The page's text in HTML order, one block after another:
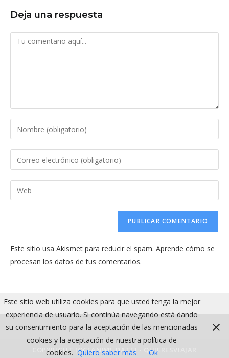
Deja una respuesta
Comentario
Introduce
tu
nombre
de
usuario
Introduce
tu
dirección
de
comentar
Introduce
la
web
(opcional)
Este sitio usa Akismet para reducir el spam. Aprende cómo se
procesan los datos de tus comentarios.
COPYRIGHT [OCEANWP_DATE] - QUIERESVIAJAR
Este sitio web utiliza cookies para que usted tenga la mejor
experiencia de usuario. Si continúa navegando está dando
su consentimiento para la aceptación de las mencionadas
cookies y la aceptación de nuestra política de
cookies. Quiero saber más Ok